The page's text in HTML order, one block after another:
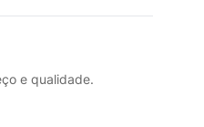
e qualidade.